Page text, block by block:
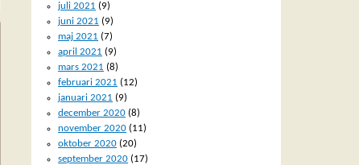
juli 2021 (9)
juni 2021 (9)
maj 2021 (7)
april 2021 (9)
mars 2021 (8)
februari 2021 (12)
januari 2021 (9)
december 2020 (8)
november 2020 (11)
oktober 2020 (20)
september 2020 (17)